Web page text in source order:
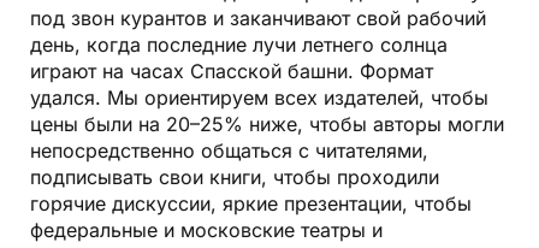
под звон курантов и заканчивают свой рабочий
день, когда последние лучи летнего солнца
играют на часах Спасской башни. Формат
удался. Мы ориентируем всех издателей, чтобы
цены были на 20–25% ниже, чтобы авторы могли
непосредственно общаться с читателями,
подписывать свои книги, чтобы проходили
горячие дискуссии, яркие презентации, чтобы
федеральные и московские театры и